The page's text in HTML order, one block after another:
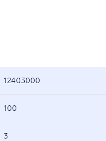
12403000
100
3